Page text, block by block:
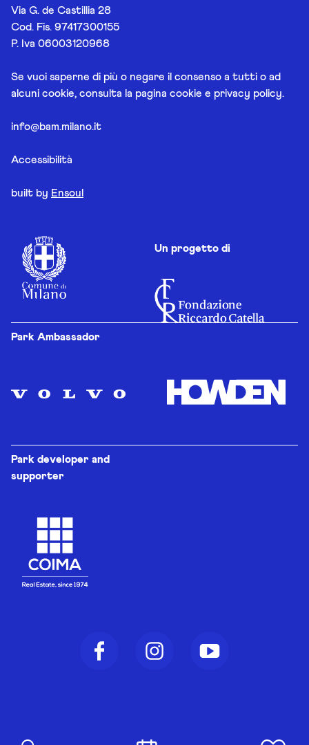
Via G. de Castillia 28
Cod. Fis. 97417300155
P. Iva 06003120968
Se vuoi saperne di più o negare il consenso a tutti o ad
alcuni cookie, consulta la pagina cookie e privacy policy.
info@bam.milano.it
Accessibilità
built by Ensoul
Un progetto di
Park Ambassador
Park developer and
supporter